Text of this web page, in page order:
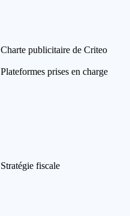
Charte publicitaire de Criteo
Plateformes prises en charge
Stratégie fiscale